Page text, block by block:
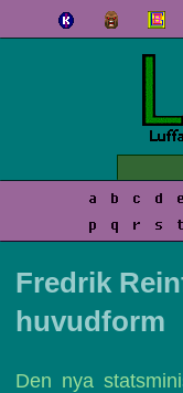
a b c d e
p
q r s t
Fredrik
huvudform
Den nya